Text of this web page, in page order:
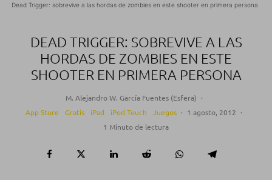
Dead Trigger: sobrevive a las hordas de zombies en este shooter en primera persona
DEAD TRIGGER: SOBREVIVE A LAS
HORDAS DE ZOMBIES EN ESTE
SHOOTER EN PRIMERA PERSONA
M. Alejandro W. García Fuentes (Esfera) ·
App Store
Gratis iPad iPod Touch Juegos · 1 agosto, 2012 ·
1 Minuto de lectura